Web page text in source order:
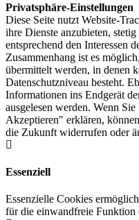
Privatsphäre-Einstellungen
Diese Seite nutzt Website-
ihre Dienste anzubieten,
entsprechend den Interessen
Zusammenhang ist es
übermittelt werden, in denen
Datenschutzniveau besteht.
Informationen ins Endgerät
ausgelesen werden. Wenn
Akzeptieren" erklären,
die Zukunft widerrufen oder
Essenziell
Essenzielle Cookies
für die einwandfreie Funktion